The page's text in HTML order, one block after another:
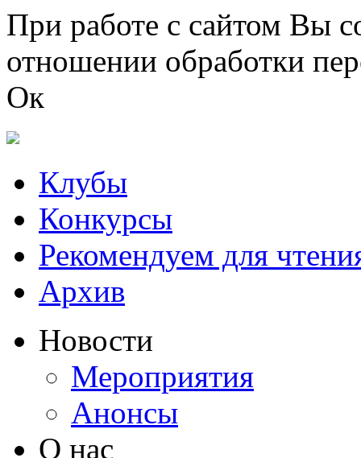
Перейти к основному содержанию
При работе с сайтом Вы
отношении обработки
Ок
Клубы
Конкурсы
Рекомендуем для
Архив
Новости
Мероприятия
Анонсы
О нас